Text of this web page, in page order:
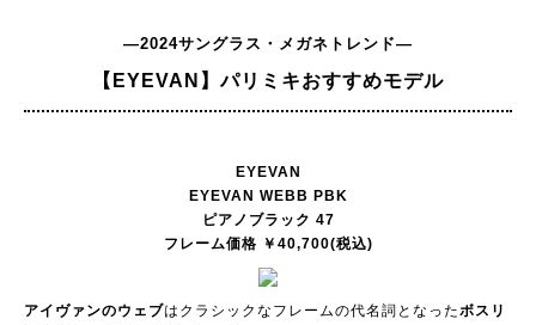
―2024サングラス・メガネトレンド―
【EYEVAN】パリミキおすすめモデル
EYEVAN
EYEVAN WEBB PBK
ピアノブラック 47
フレーム価格 ￥40,700(税込)
アイヴァンのウェブはクラシックなフレームの代名詞となったボスリ